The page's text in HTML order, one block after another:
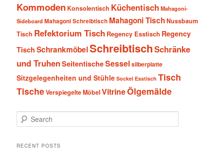
Kommoden Konsolentisch Küchentisch Mahagoni-
SideboardMahagoni Schreibtisch Mahagoni TischNussbaum
Tisch Refektorium Tisch Regency Esstisch Regency
Tisch SchrankmöbelSchreibtischSchränke
und TruhenSeitentischeSesselsilberplatte
Sitzgelegenheiten und Stühle Sockel Esstisch Tisch
TischeVerspiegelte MöbelVitrineÖlgemälde
e
rRECENT POSTS